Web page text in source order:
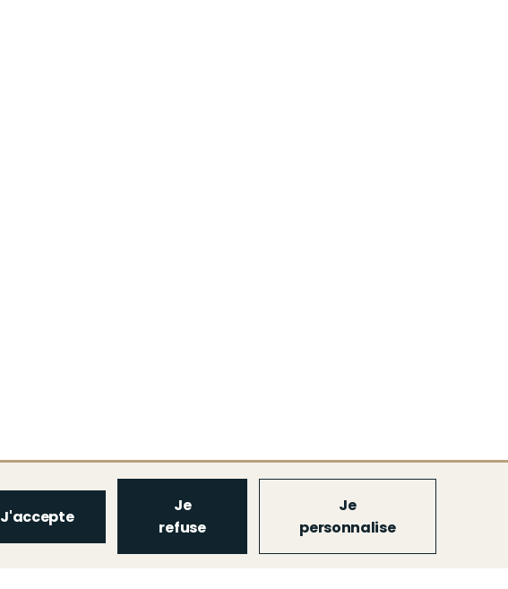
J'accepte
Je
refuse
Je
personnalise